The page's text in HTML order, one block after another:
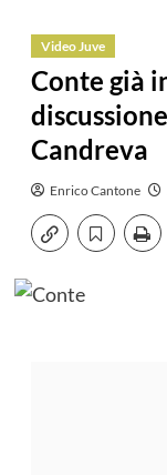
Video Juve
Conte già
Candreva
Enrico Cantone